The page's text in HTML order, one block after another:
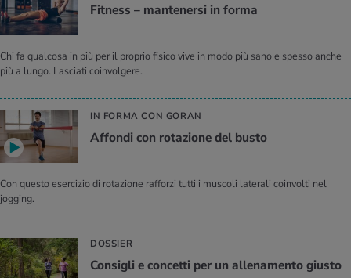
Fitness – mantenersi in forma
Chi fa qualcosa in più per il proprio fisico vive in modo più sano e spesso anche
più a lungo. Lasciati coinvolgere.
IN FORMA CON GORAN
Affondi con rotazione del busto
Con questo esercizio di rotazione rafforzi tutti i muscoli laterali coinvolti nel
jogging.
DOSSIER
Consigli e concetti per un allenamento giusto